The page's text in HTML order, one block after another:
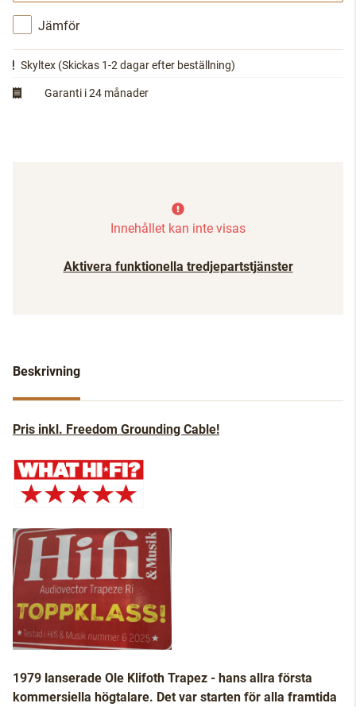
Jämför
Skyltex (Skickas 1-2 dagar efter beställning)
Garanti i 24 månader
Innehållet kan inte visas
Aktivera funktionella tredjepartstjänster
Beskrivning
Pris inkl. Freedom Grounding Cable!
1979 lanserade Ole Klifoth Trapez - hans allra första
kommersiella högtalare. Det var starten för alla framtida